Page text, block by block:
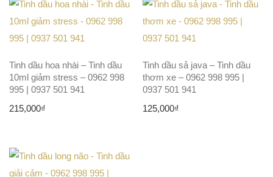
Tinh dầu hoa nhài – Tinh dầu
10ml giảm stress – 0962 998
995 | 0937 501 941
215,000₫
Tinh dầu sả java – Tinh dầu
thơm xe – 0962 998 995 |
0937 501 941
125,000₫